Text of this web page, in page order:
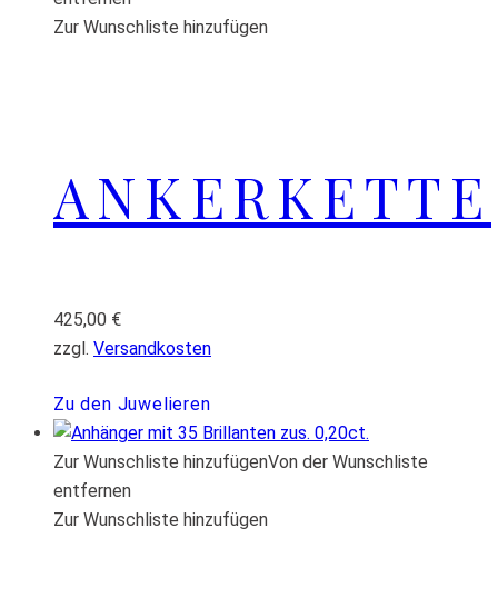
Zur Wunschliste hinzufügen
ANKERKETTE
425,00 €
zzgl. Versandkosten
Zu den Juwelieren
Zur Wunschliste hinzufügenVon der Wunschliste
entfernen
Zur Wunschliste hinzufügen